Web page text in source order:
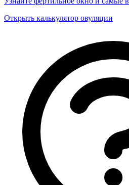
Открыть калькулятор овуляции